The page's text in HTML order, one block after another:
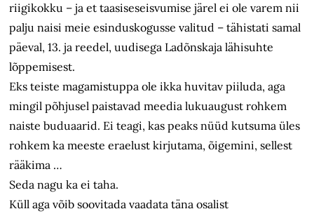
riigikokku – ja et taasiseseisvumise järel ei ole varem nii
palju naisi meie esinduskogusse valitud – tähistati samal
päeval, 13. ja reedel, uudisega Ladõnskaja lähisuhte
lõppemisest.
Eks teiste magamistuppa ole ikka huvitav piiluda, aga
mingil põhjusel paistavad meedia lukuaugust rohkem
naiste buduaarid. Ei teagi, kas peaks nüüd kutsuma üles
rohkem ka meeste eraelust kirjutama, õigemini, sellest
rääkima …
Seda nagu ka ei taha.
Küll aga võib soovitada vaadata täna osalist